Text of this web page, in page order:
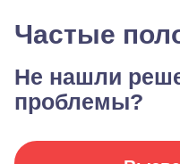
Частые
Не нашли
проблемы?